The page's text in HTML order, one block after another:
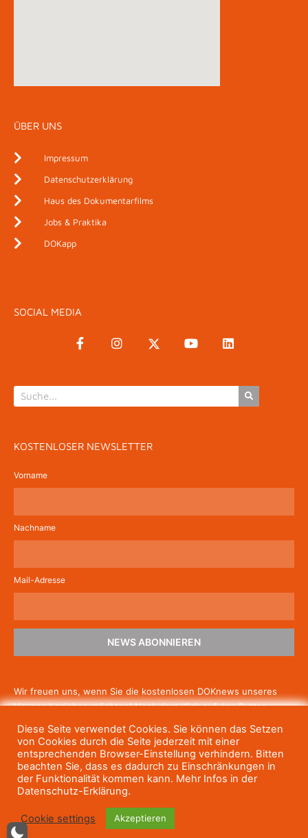
ÜBER UNS
Impressum
Datenschutzerklärung
Haus des Dokumentarfilms
Jobs & Praktika
DOKapp
SOCIAL MEDIA
KOSTENLOSER NEWSLETTER
Vorname
Nachname
Mail-Adresse
NEWS ABONNIEREN
Wir freuen uns, wenn Sie die kostenlosen DOKnews unseres
Hauses beziehen möchten! Nach dem Klick auf den Button
um die Newsletter-Anmeldung abzuschließen. Wenn Sie unsere
Gratis-News irgendwann nicht mehr erhalten wollen, können
Siesich jederzeit einfach wieder abmelden.
© Haus des Dokumentarfilms, 2023
Diese Seite verwendet Cookies. Sie können das Setzen
von Cookies durch die Seite jederzeit mit einer
entsprechenden Browser-Einstellung verhindern. Bitten
beachten Sie, dass es dadurch zu Einschränkungen in
der Funktionalität kommen kann. Mehr Infos in der
Datenschutz-Erklärung.
Cookie settings Akzeptieren